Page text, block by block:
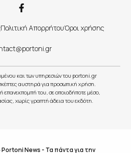
Πολιτική ΑπορρήτουΌροι χρήσης
και των υπηρεσιών του portoni.gr
αυστηρά για προσωπική χρήση.
του, σε οποιοδήποτε μέσο,
χωρίς γραπτή άδεια του εκδότη.
News - Τα πάντα για την